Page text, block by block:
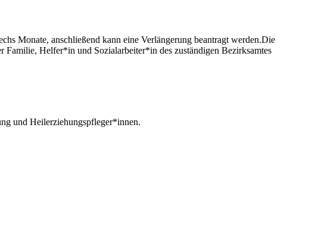
Monate, anschließend kann eine Verlängerung beantragt werden.Die
Familie, Helfer*in und Sozialarbeiter*in des zuständigen Bezirksamtes
und Heilerziehungspfleger*innen.